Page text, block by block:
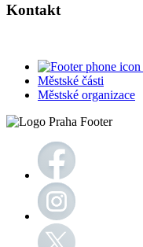
Kontakt
Městské části
Městské organizace